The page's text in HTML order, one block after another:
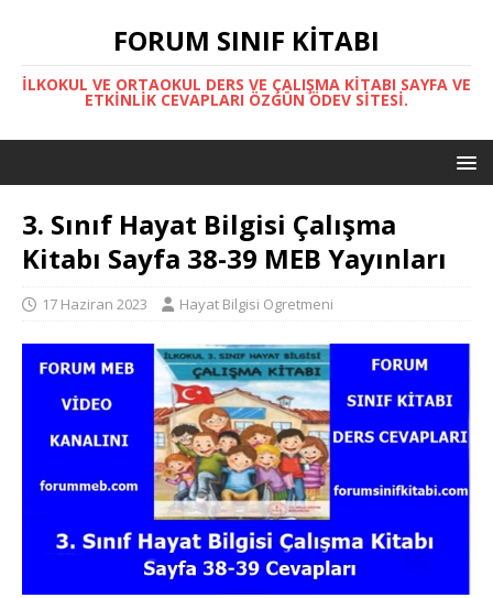
FORUM SINIF KITABI
İLKOKUL VE ORTAOKUL DERS VE ÇALIŞMA KITABI SAYFA VE
ETKINLIK CEVAPLARI ÖZGÜN ÖDEV SITESI.
3. Sınıf Hayat Bilgisi Çalışma
Kitabı Sayfa 38-39 MEB Yayınları
17 Haziran 2023 Hayat Bilgisi Ogretmeni